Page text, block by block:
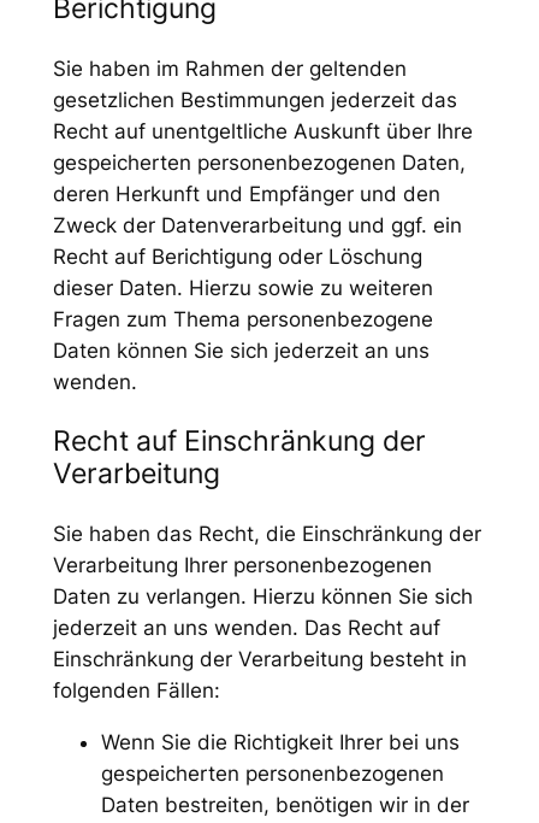
Berichtigung
Sie haben im Rahmen der geltenden
gesetzlichen Bestimmungen jederzeit das
Recht auf unentgeltliche Auskunft über Ihre
gespeicherten personenbezogenen Daten,
deren Herkunft und Empfänger und den
Zweck der Datenverarbeitung und ggf. ein
Recht auf Berichtigung oder Löschung
dieser Daten. Hierzu sowie zu weiteren
Fragen zum Thema personenbezogene
Daten können Sie sich jederzeit an uns
wenden.
Recht auf Einschränkung der
Verarbeitung
Sie haben das Recht, die Einschränkung der
Verarbeitung Ihrer personenbezogenen
Daten zu verlangen. Hierzu können Sie sich
jederzeit an uns wenden. Das Recht auf
Einschränkung der Verarbeitung besteht in
folgenden Fällen:
Wenn Sie die Richtigkeit Ihrer bei uns
gespeicherten personenbezogenen
Daten bestreiten, benötigen wir in der